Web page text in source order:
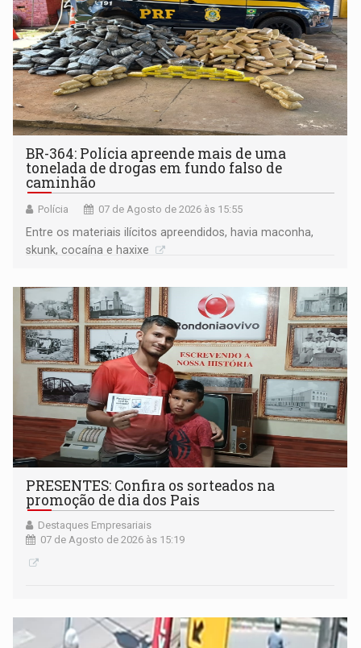
BR-364: Polícia apreende mais de uma
tonelada de drogas em fundo falso de
caminhão
Polícia 07 de Agosto de 2026 às 15:55
Entre os materiais ilícitos apreendidos, havia maconha,
skunk, cocaína e haxixe
PRESENTES: Confira os sorteados na
promoção de dia dos Pais
Destaques Empresariais
07 de Agosto de 2026 às 15:19